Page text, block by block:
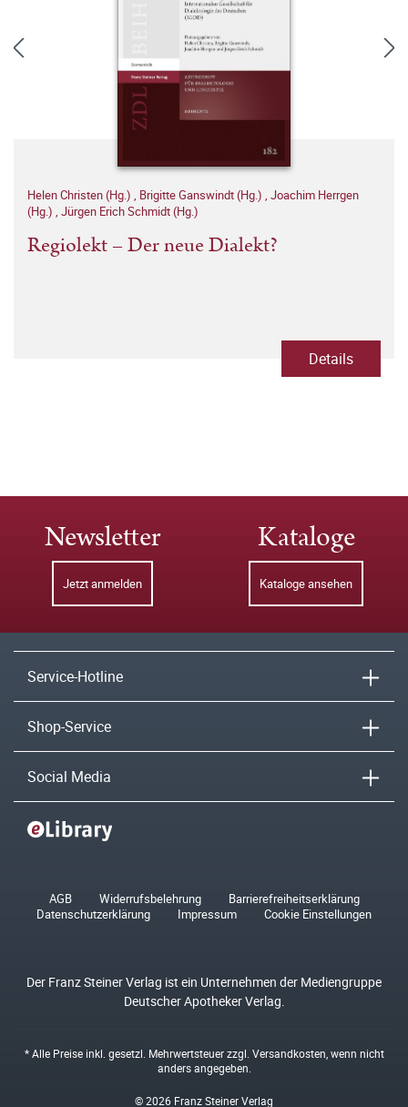
Helen Christen (Hg.) , Brigitte Ganswindt (Hg.) , Joachim Herrgen
(Hg.) , Jürgen Erich Schmidt (Hg.)
Regiolekt – Der neue Dialekt?
Details
Newsletter
Jetzt anmelden
Kataloge
Kataloge ansehen
Service-Hotline
Shop-Service
Social Media
AGB Widerrufsbelehrung
Barrierefreiheitserklärung
Datenschutzerklärung
Impressum Cookie Einstellungen
Der Franz Steiner Verlag ist ein Unternehmen der Mediengruppe
Deutscher Apotheker Verlag.
* Alle Preise inkl. gesetzl. Mehrwertsteuer zzgl. Versandkosten , wenn nicht
anders angegeben.
© 2026 Franz Steiner Verlag